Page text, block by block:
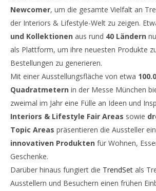
Newcomer, um die gesamte Vielfalt an
der Interiors & Lifestyle-Welt zu zeigen.
und Kollektionen aus rund 40 Ländern
als Plattform, um ihre neuesten Produkte
Bestellungen zu generieren.
Mit einer Ausstellungsfläche von etwa
Quadratmetern in der Messe München
zweimal im Jahr eine Fülle an Ideen und
Interiors & Lifestyle Fair Areas sowie
Topic Areas präsentieren die Aussteller
innovativen Produkten für Wohnen,
Geschenke.
Darüber hinaus fungiert die TrendSet als
Ausstellern und Besuchern einen frühen